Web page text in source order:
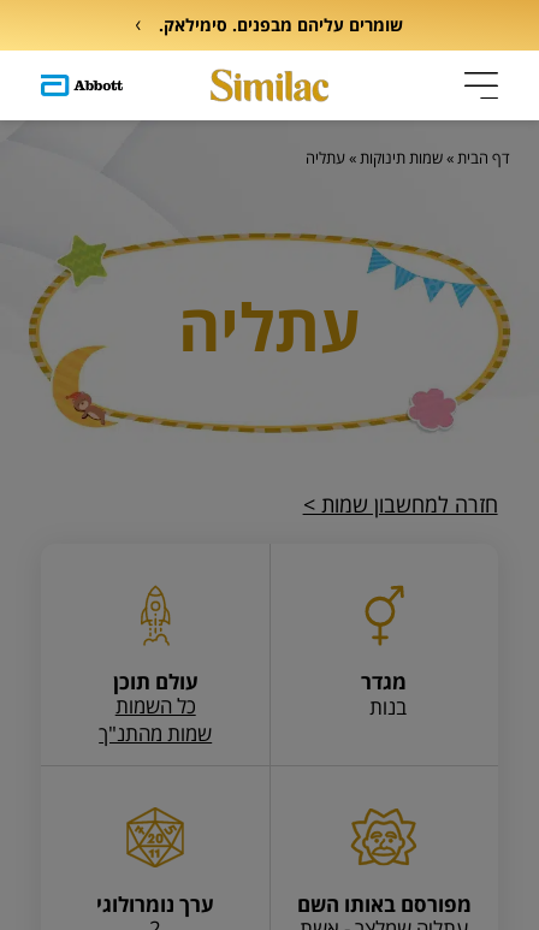
שומרים עליהם מבפנים. סימילאק.
עתליה
דף הבית»שמות תינוקות»עתליה
חזרה למחשבון שמות >
מגדר
בנות
עולם תוכן
כל השמות
שמות מהתנ"ך
מפורסם באותו השם
ערך נומרולוגי